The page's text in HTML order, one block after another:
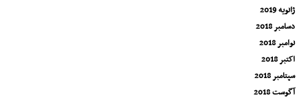
ژانویه 2019
دسامبر 2018
نوامبر 2018
اکتبر 2018
سپتامبر 2018
آگوست 2018